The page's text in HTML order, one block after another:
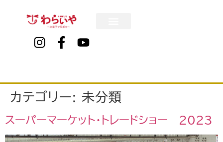
カテゴリー: 未分類
スーパーマーケット・トレードショー 2023